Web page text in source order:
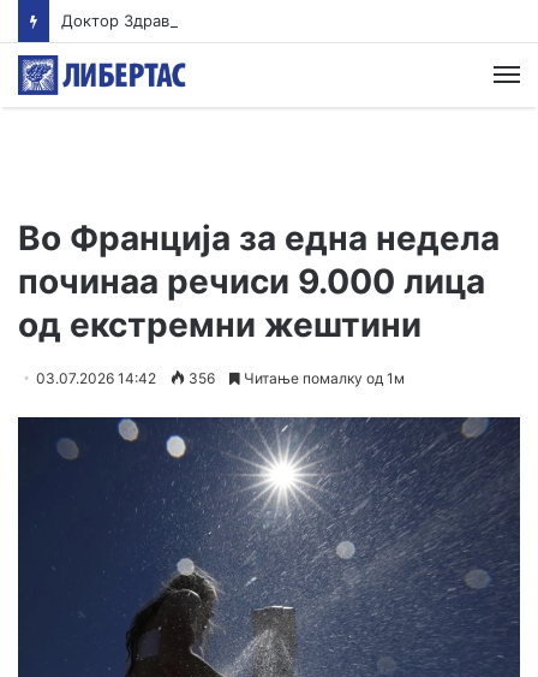
Во Франција за една недела
починаа речиси 9.000 лица
од екстремни жештини
03.07.2026 14:42 356 Читање помалку од 1м